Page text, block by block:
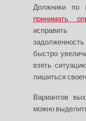
Должники по
принимать
исправить
быстро
взять
лишиться
Вариантов
можно